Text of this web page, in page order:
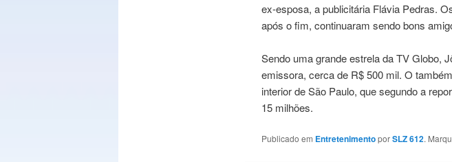
ex-esposa, a publicitária Flávia Pedras.
após o fim, continuaram sendo bons
Sendo uma grande estrela da TV Globo,
emissora, cerca de R$ 500 mil. O
interior de São Paulo, que segundo a
15 milhões.
Publicado em EntretenimentoporSLZ 612.